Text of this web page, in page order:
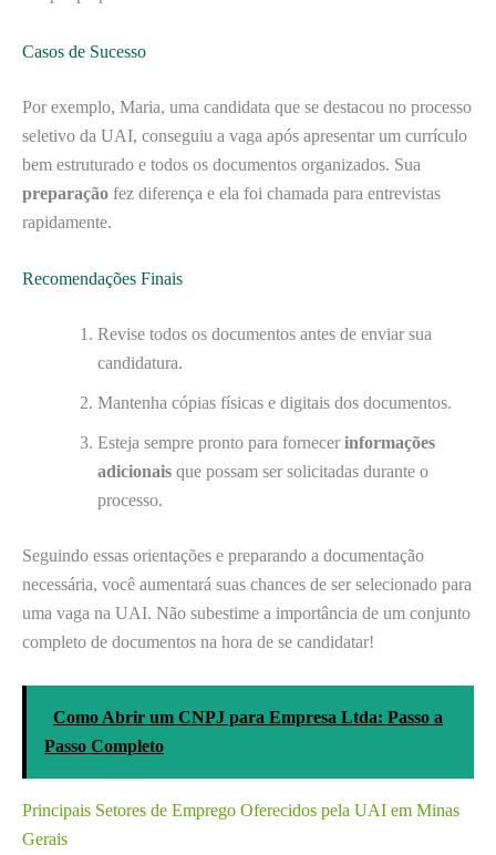
Casos de Sucesso
Por exemplo, Maria, uma candidata que se destacou no processo
seletivo da UAI, conseguiu a vaga após apresentar um currículo
bem estruturado e todos os documentos organizados. Sua
preparação fez diferença e ela foi chamada para entrevistas
rapidamente.
Recomendações Finais
Revise todos os documentos antes de enviar sua
candidatura.
Mantenha cópias físicas e digitais dos documentos.
Esteja sempre pronto para fornecer informações
adicionais que possam ser solicitadas durante o
processo.
Seguindo essas orientações e preparando a documentação
necessária, você aumentará suas chances de ser selecionado para
uma vaga na UAI. Não subestime a importância de um conjunto
completo de documentos na hora de se candidatar!
Como Abrir um CNPJ para Empresa Ltda: Passo a
Passo Completo
Principais Setores de Emprego Oferecidos pela UAI em Minas
Gerais